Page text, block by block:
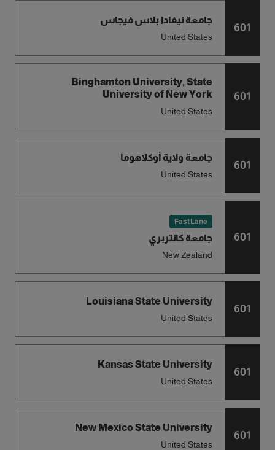
601
جامعة نيفادا بلاس فيجاس
United States
601
Binghamton University, State
University of New York
United States
601
جامعة ولاية أوكلاهوما
United States
601
FastLane
جامعة كانتربري
New Zealand
601
Louisiana State University
United States
601
Kansas State University
United States
601
New Mexico State University
United States